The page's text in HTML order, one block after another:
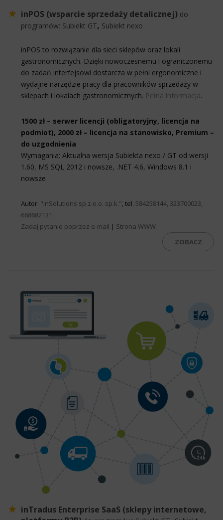
inPOS (wsparcie sprzedaży detalicznej) do
programów: Subiekt GT, Subiekt nexo
inPOS to rozwiązanie dla sieci sklepów oraz lokali
gastronomicznych. Dzięki nowoczesnemu i ograniczonemu
do zadań interfejsowi dostarcza w pełni ergonomiczne i
wydajne narzędzie pracy dla pracowników sprzedaży w
sklepach i lokalach gastronomicznych. Pełna informacja.
1500 zł – serwer licencji (obligatoryjny, licencja na
podmiot), 2000 zł – licencja na stanowisko, Premium –
do uzgodnienia
Wymagania: Aktualna wersja Subiekta nexo / GT od wersji
1.60, MS SQL 2012 i nowsze, .NET 4.6, Windows 8.1 i
nowsze
Autor: "inSolutions sp.z.o.o. sp.k.", tel. 584258144, 323700023,
668682131
Zadaj pytanie poprzez e-mail | Strona WWW
ZOBACZ
inTradus Enterprise SaaS (sklepy internetowe,